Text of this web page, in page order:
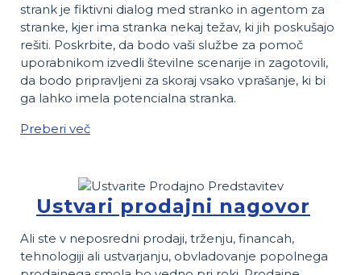
strank je fiktivni dialog med stranko in agentom za
stranke, kjer ima stranka nekaj težav, ki jih poskušajo
rešiti. Poskrbite, da bodo vaši službe za pomoč
uporabnikom izvedli številne scenarije in zagotovili,
da bodo pripravljeni za skoraj vsako vprašanje, ki bi
ga lahko imela potencialna stranka.
Preberi več
Ustvari prodajni nagovor
Ali ste v neposredni prodaji, trženju, financah,
tehnologiji ali ustvarjanju, obvladovanje popolnega